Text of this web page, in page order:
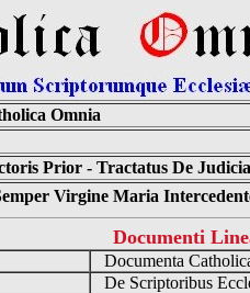
Omnia
Prior - Tractatus De
Virgine Maria
Documenti
Documenta
De Scriptoribus